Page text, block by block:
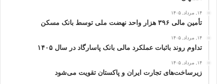
۱۴, مرداد, ۱۴۰۵
تأمین مالی ۳۹۶ هزار واحد نهضت ملی توسط بانک مسکن
۱۴, مرداد, ۱۴۰۵
تداوم روند باثبات عملکرد مالی بانک پاسارگاد در سال ۱۴۰۵
۱۴, مرداد, ۱۴۰۵
زیرساخت‌های تجارت ایران و پاکستان تقویت می‌شود